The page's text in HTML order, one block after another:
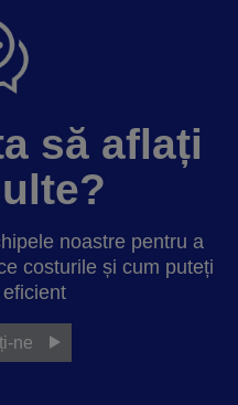
să aflați
noastre pentru a
costurile și cum puteți
ne